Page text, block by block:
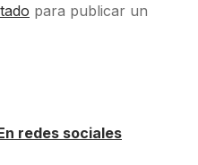
para publicar un
redes sociales